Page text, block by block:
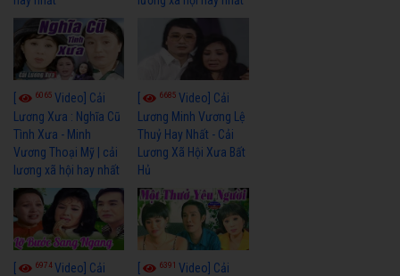
6065 Video] Cải
Lương Xưa : Nghĩa Cũ
Tình Xưa - Minh
Vương Thoại Mỹ | cải
lương xã hội hay nhất
6685Video] Cải
Lương Minh Vương Lệ
Thuỷ Hay Nhất - Cải
Lương Xã Hội Xưa Bất
Hủ
6974Video] Cải
6391Video] Cải